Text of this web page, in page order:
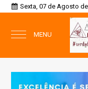
Sexta, 07 de Agosto
MENU